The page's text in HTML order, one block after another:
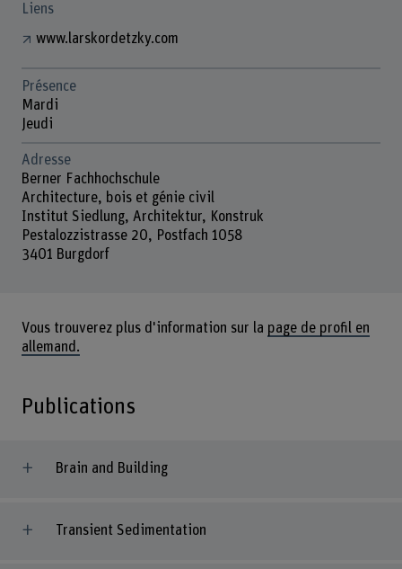
Liens
www.larskordetzky.com
Présence
Mardi
Jeudi
Adresse
Berner Fachhochschule
Architecture, bois et génie civil
Institut Siedlung, Architektur, Konstruk
Pestalozzistrasse 20, Postfach 1058
3401 Burgdorf
Vous trouverez plus d'information sur la page de profil en
allemand.
Publications
Brain and Building
Transient Sedimentation